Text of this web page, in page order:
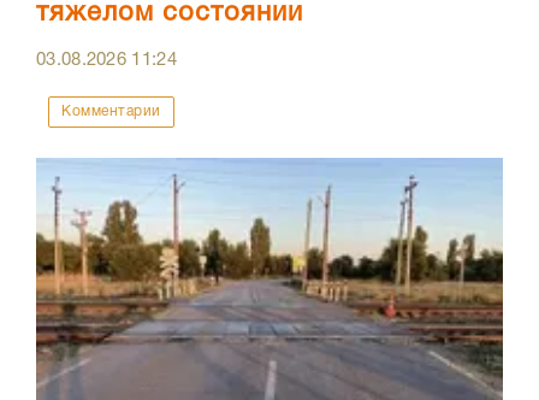
тяжелом состоянии
03.08.2026 11:24
Комментарии